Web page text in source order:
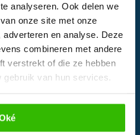
analyseren. Ook delen we
onze site met onze
en analyse. Deze
combineren met andere
verstrekt of die ze hebben
van hun services.